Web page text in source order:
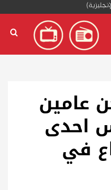
)
عامين
احدى
في